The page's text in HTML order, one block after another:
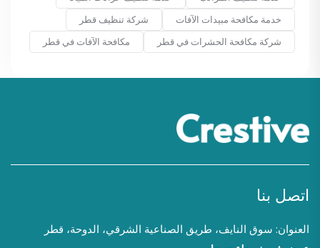
خدمة مكافحة مبيدات الآفات
شركة تنظيف قطر
شركة مكافحة الحشرات في قطر
مكافحة الآفات في قطر
اتصل بنا
العنوان: سوق النايف، طريق الصناعية الشرقي، الدوحة، قطر